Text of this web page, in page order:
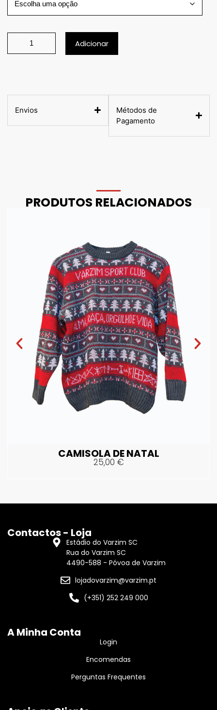
Adicionar
Envios
Métodos de
Pagamento
PRODUTOS RELACIONADOS
CAMISOLA DE NATAL
25,00 €
Contactos - Loja
Estádio do Varzim SC
Rua do Varzim SC
4490-588 - Póvoa de Varzim
lojadovarzim@varzim.pt
(+351) 252 249 000
A Minha Conta
Login
Encomendas
Perguntas Frequentes